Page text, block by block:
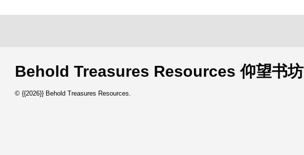
Behold Treasures Resources 仰望书坊
© {{2026}} Behold Treasures Resources.